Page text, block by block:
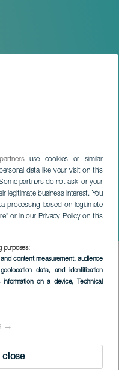
use cookies or similar
data like your visit on this
partners do not ask for your
legitimate business interest. You
processing based on legitimate
or in our Privacy Policy on this
purposes:
content measurement, audience
data, and identification
on a device, Technical
→
close
della